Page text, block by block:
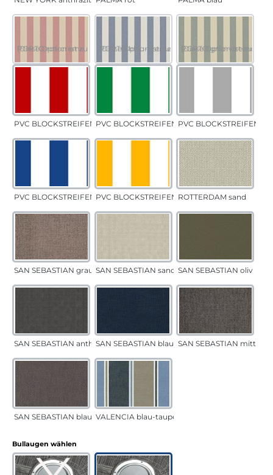
PORTO rot-creme
(Diese Option ist zurzeit nicht verfügbar.)
PORTO blau-creme
(Diese Option ist zurzeit nicht verfügbar.)
PORTO grün-creme
(Diese Option ist zurzeit
PVC BLOCKSTREIFEN rotPVC BLOCKSTREIFEN grünPVC BLOCKSTREIFEN
PVC BLOCKSTREIFEN blauPVC BLOCKSTREIFEN gelbROTTERDAM sand
SAN SEBASTIAN grau-sandSAN SEBASTIAN sand SAN SEBASTIAN oliv
SAN SEBASTIAN anthrazitSAN SEBASTIAN blau SAN SEBASTIAN
SAN SEBASTIAN blau-sandVALENCIA blau-taupe
Bullaugen wählen